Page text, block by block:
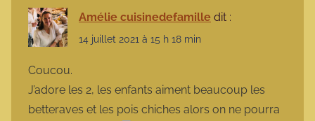
Amélie cuisinedefamille dit :
14 juillet 2021 à 15 h 18 min
Coucou.
J’adore les 2, les enfants aiment beaucoup les
betteraves et les pois chiches alors on ne pourra